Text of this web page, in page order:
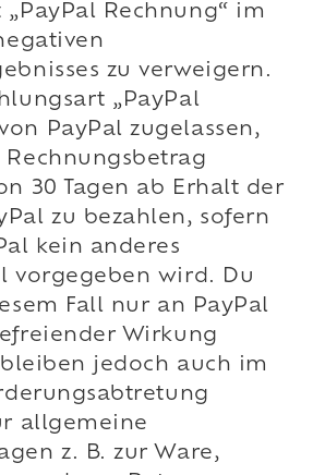
Rechnung“ im
zu verweigern.
„PayPal
PayPal zugelassen,
Rechnungsbetrag
30 Tagen ab Erhalt der
zu bezahlen, sofern
kein anderes
vorgegeben wird. Du
Fall nur an PayPal
Wirkung
jedoch auch im
allgemeine
z. B. zur Ware,